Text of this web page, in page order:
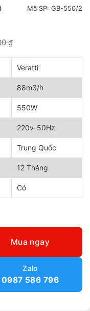
Mã SP: GB-550/2
₫
Veratti
88m3/h
550W
220v-50Hz
Trung Quốc
12 Tháng
Có
2 số lượng
Mua ngay
Zalo
0987 586 796